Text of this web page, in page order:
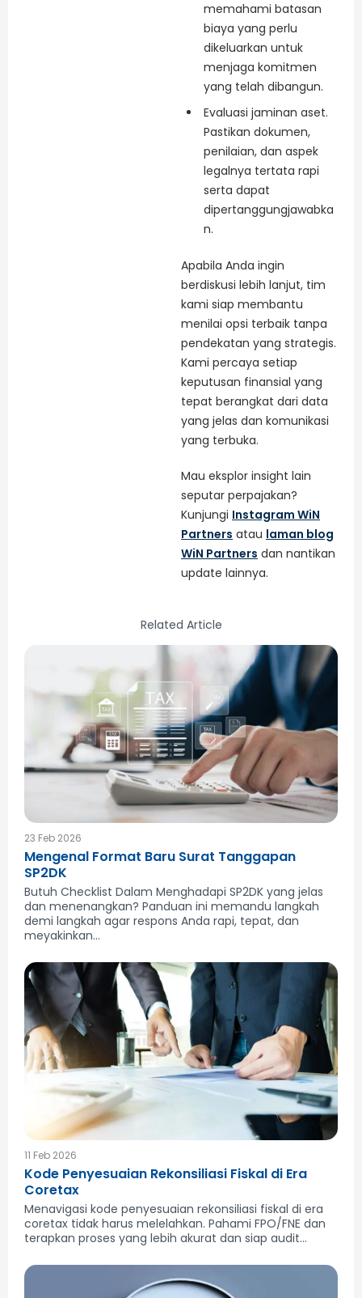
memahami batasan
biaya yang perlu
dikeluarkan untuk
menjaga komitmen
yang telah dibangun.
Evaluasi jaminan aset.
Pastikan dokumen,
penilaian, dan aspek
legalnya tertata rapi
serta dapat
dipertanggungjawabka
n.
Apabila Anda ingin
berdiskusi lebih lanjut, tim
kami siap membantu
menilai opsi terbaik tanpa
pendekatan yang strategis.
Kami percaya setiap
keputusan finansial yang
tepat berangkat dari data
yang jelas dan komunikasi
yang terbuka.
Mau eksplor insight lain
seputar perpajakan?
Kunjungi Instagram WiN
Partners atau laman blog
WiN Partners dan nantikan
update lainnya.
Related Article
23 Feb 2026
Mengenal Format Baru Surat Tanggapan
SP2DK
Butuh Checklist Dalam Menghadapi SP2DK yang jelas
dan menenangkan? Panduan ini memandu langkah
demi langkah agar respons Anda rapi, tepat, dan
meyakinkan...
11 Feb 2026
Kode Penyesuaian Rekonsiliasi Fiskal di Era
Coretax
Menavigasi kode penyesuaian rekonsiliasi fiskal di era
coretax tidak harus melelahkan. Pahami FPO/FNE dan
terapkan proses yang lebih akurat dan siap audit...